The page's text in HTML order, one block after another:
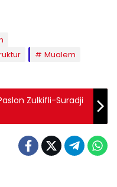
Mualem
Zulkifli-Suradji